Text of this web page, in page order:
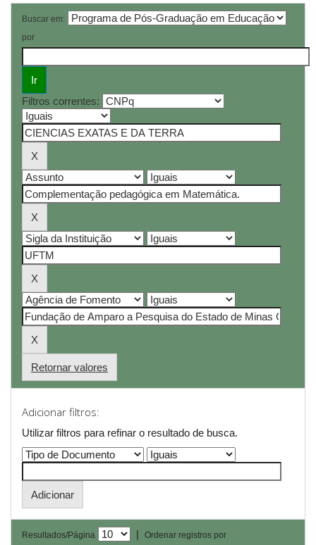
Buscar em:
por
Filtros correntes:
Retornar valores
Adicionar filtros:
Utilizar filtros para refinar o resultado de busca.
Resultados/Página |
Ordenar registros por